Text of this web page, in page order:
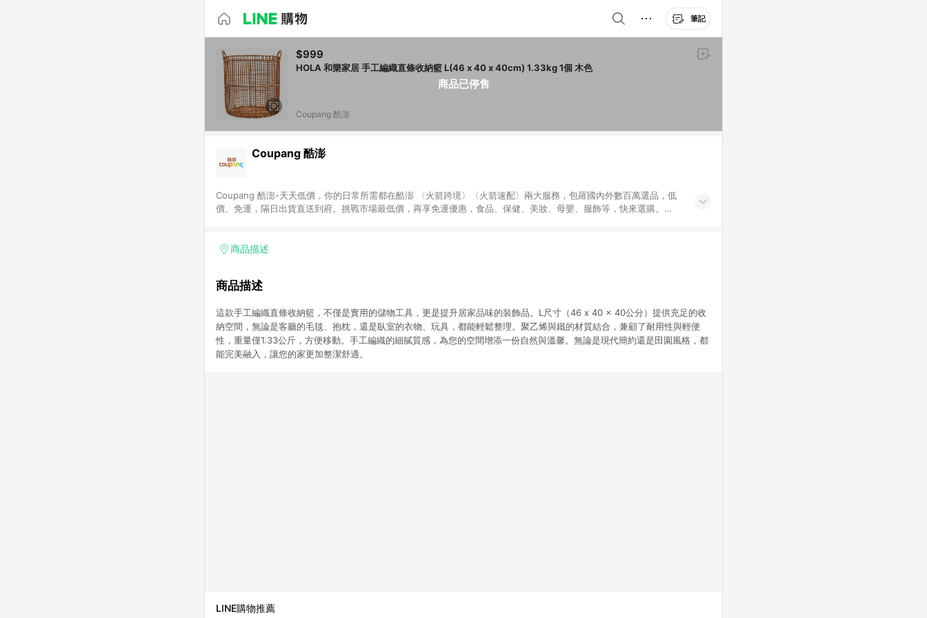
筆記
商品已停售
$999
HOLA 和樂家居 手工編織直條收納籃 L(46 x 40 x 40cm) 1.33kg 1個 木色
Coupang 酷澎
Coupang 酷澎
Coupang 酷澎-天天低價，你的日常所需都在酷澎 〈火箭跨境〉〈火箭速配〉兩大服務，包羅國內外數百萬選品，低
價、免運，隔日出貨直送到府。挑戰市場最低價，再享免運優惠，食品、保健、美妝、母嬰、服飾等，快來選購。
商品描述
商品描述
這款手工編織直條收納籃，不僅是實用的儲物工具，更是提升居家品味的裝飾品。L尺寸（46 x 40 x 40公分）提供充足的收
納空間，無論是客廳的毛毯、抱枕，還是臥室的衣物、玩具，都能輕鬆整理。聚乙烯與鐵的材質結合，兼顧了耐用性與輕便
性，重量僅1.33公斤，方便移動。手工編織的細膩質感，為您的空間增添一份自然與溫馨。無論是現代簡約還是田園風格，都
能完美融入，讓您的家更加整潔舒適。
LINE購物推薦